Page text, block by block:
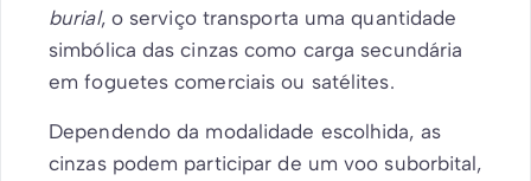
burial, o serviço transporta uma quantidade
simbólica das cinzas como carga secundária
em foguetes comerciais ou satélites.
Dependendo da modalidade escolhida, as
cinzas podem participar de um voo suborbital,